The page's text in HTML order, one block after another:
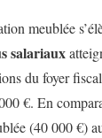
meublée
salariaux
du foyer
€. En
(40 000 €)